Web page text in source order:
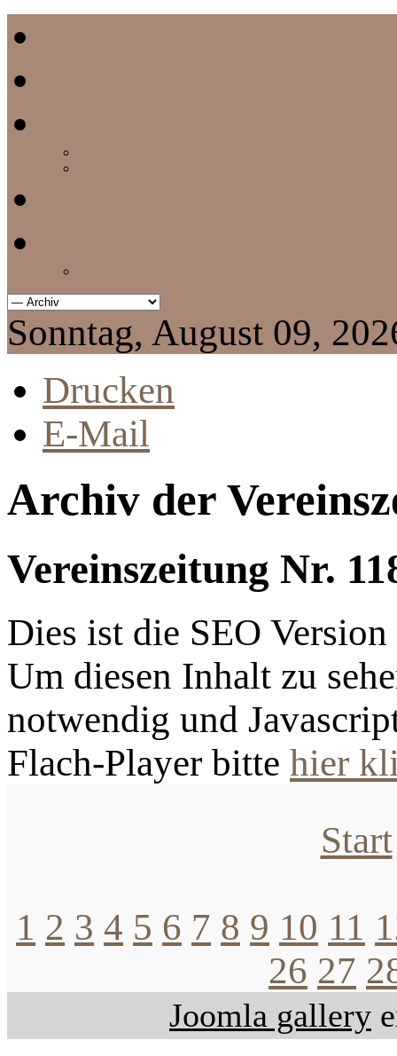
Sonntag, August 09,
Drucken
E-Mail
Archiv der
Vereinszeitung Nr.
Dies ist die SEO
Um diesen Inhalt zu
notwendig und
Flach-Player bitte hier
Start
1 2 3 4 5 6 7 8 9 10 11
26 27
Joomla gallery